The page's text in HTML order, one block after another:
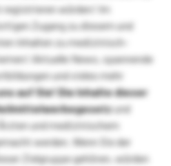
würden! Im
Zugang zu diesem und
Inhalten zu medizinisch-
Aktuelle News, spannende
und vieles mehr
auf Sie!Die Inhalte dieser
und
und medizinischem
werden. Wenn Sie der
Zielgruppe gehören, würden